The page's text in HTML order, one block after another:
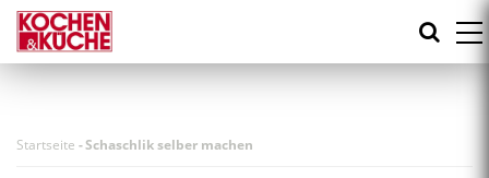
Direkt
zum
Inhalt
Startseite -Schaschlik selber machen